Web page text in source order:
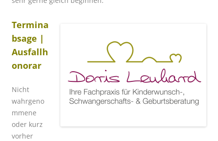
Termina
bsage |
Ausfallh
onorar
Nicht
wahrgeno
mmene
oder kurz
vorher